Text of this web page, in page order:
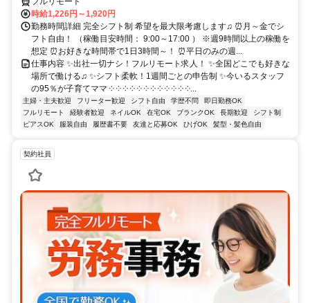
時給1,226円～1,920円
勤務時間詳細 完全シフト制 希望を最大限考慮します♫ ⏰月～金でシ
フト自由！ （稼働目安時間： 9:00～17:00 ） ※週9時間以上の稼働を
想定 ⏰お好きな時間帯で1日3時間～！ ⏰平日のみの週...
仕事内容 ✨出社一切ナシ！フルリモート求人！ ✨全国どこでも好きな
場所で働ける♫ ✨シフト柔軟！1週間ごとの申告制 ✨今いるスタッフ
の95％が子育てママ ༶ ༶ ༶ ༶ ༶ ༶ ༶ ༶ ༶ ༶ ༶ ༶...
主婦・主夫歓迎 フリーター歓迎 シフト自由 学歴不問
即日勤務OK
フルリモート
経験者歓迎 ネイルOK 在宅OK ブランクOK 長期歓迎
シフト制
ピアスOK
服装自由 履歴書不要 友達と応募OK ひげOK 髪型・髪色自由
契約社員